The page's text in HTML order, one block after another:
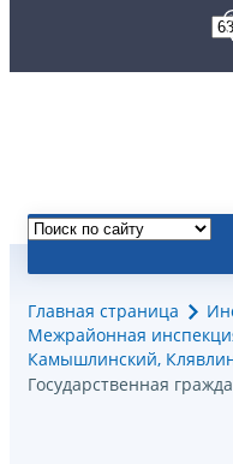
Главная страница
Межрайонная
Камышлинский,
Государственная